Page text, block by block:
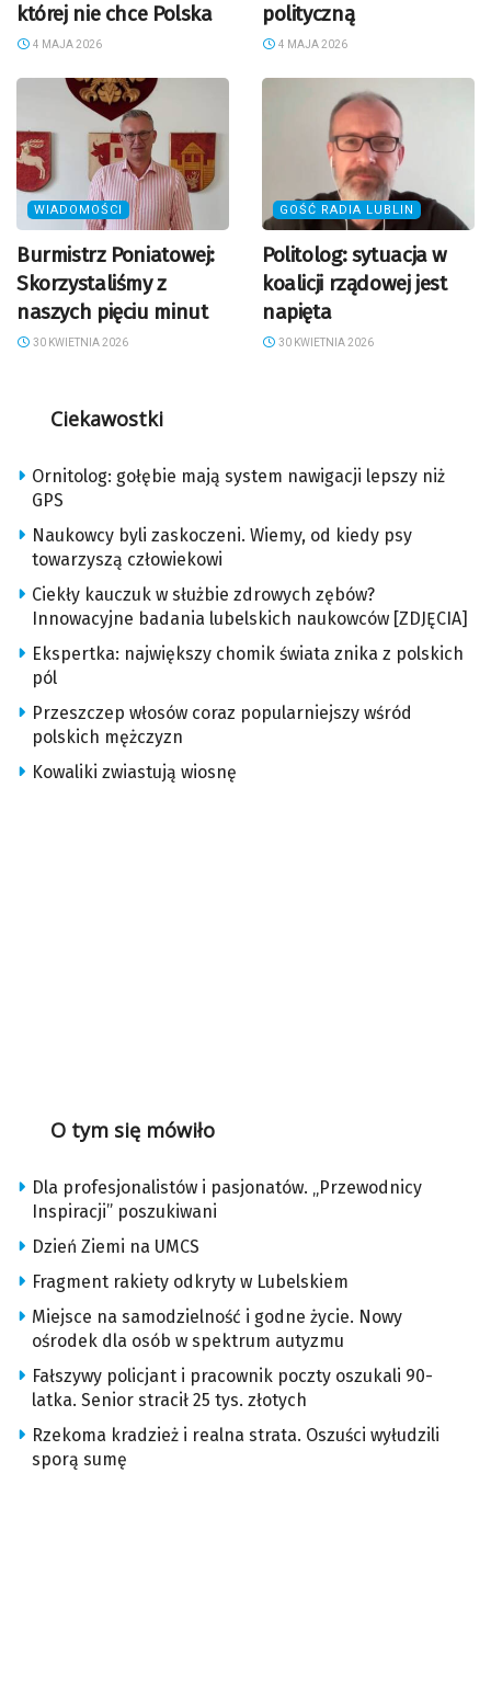
której nie chce Polska
4 MAJA 2026
polityczną
4 MAJA 2026
WIADOMOŚCI
Burmistrz Poniatowej:
Skorzystaliśmy z
naszych pięciu minut
30 KWIETNIA 2026
GOŚĆ RADIA LUBLIN
Politolog: sytuacja w
koalicji rządowej jest
napięta
30 KWIETNIA 2026
Ciekawostki
Ornitolog: gołębie mają system nawigacji lepszy niż
GPS
Naukowcy byli zaskoczeni. Wiemy, od kiedy psy
towarzyszą człowiekowi
Ciekły kauczuk w służbie zdrowych zębów?
Innowacyjne badania lubelskich naukowców [ZDJĘCIA]
Ekspertka: największy chomik świata znika z polskich
pól
Przeszczep włosów coraz popularniejszy wśród
polskich mężczyzn
Kowaliki zwiastują wiosnę
O tym się mówiło
Dla profesjonalistów i pasjonatów. „Przewodnicy
Inspiracji” poszukiwani
Dzień Ziemi na UMCS
Fragment rakiety odkryty w Lubelskiem
Miejsce na samodzielność i godne życie. Nowy
ośrodek dla osób w spektrum autyzmu
Fałszywy policjant i pracownik poczty oszukali 90-
latka. Senior stracił 25 tys. złotych
Rzekoma kradzież i realna strata. Oszuści wyłudzili
sporą sumę